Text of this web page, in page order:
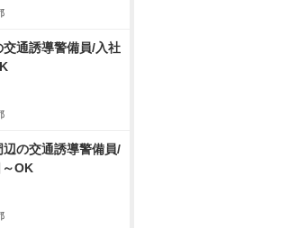
交通誘導警備員/入社
辺の交通誘導警備員/
～OK